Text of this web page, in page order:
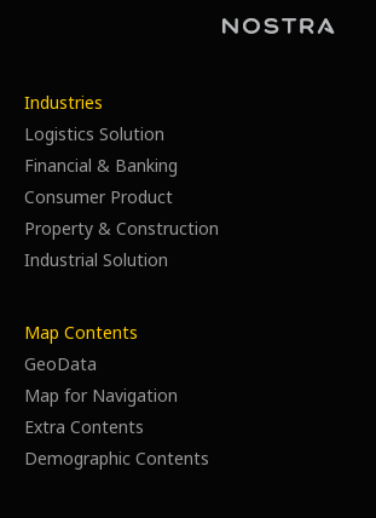
Industries
Logistics Solution
Financial & Banking
Consumer Product
Property & Construction
Industrial Solution
Map Contents
GeoData
Map for Navigation
Extra Contents
Demographic Contents